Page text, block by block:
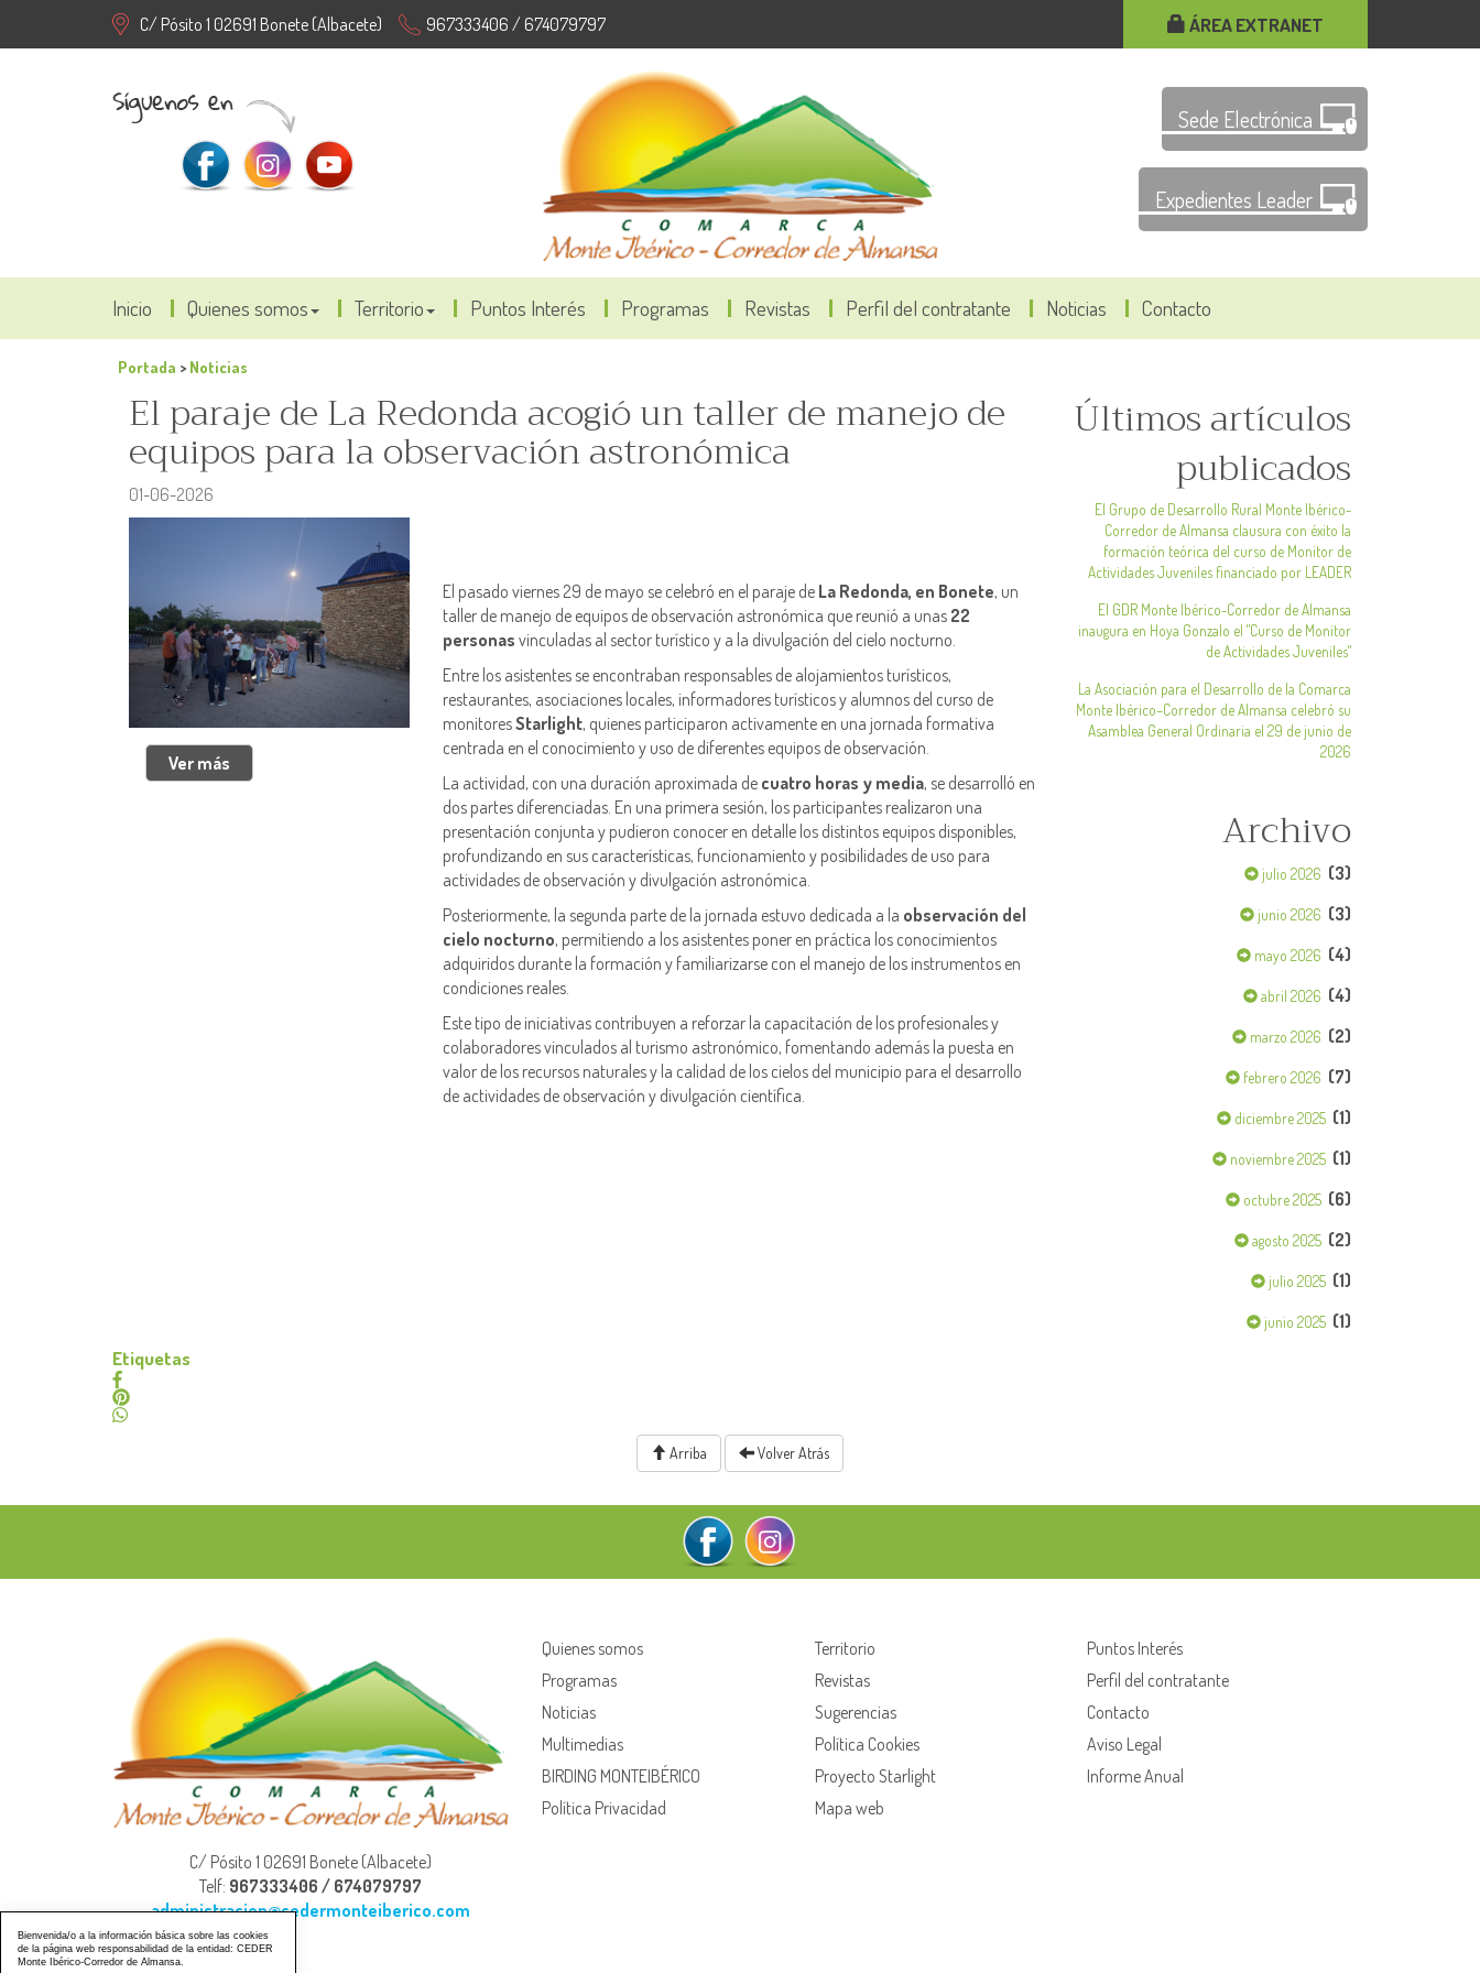
C/ Pósito 1 02691 Bonete (Albacete) 967333406 / 674079797 ÁREA EXTRANET
Sede Electrónica
Expedientes Leader
Inicio Quienes somos Territorio Puntos Interés Programas Revistas Perfil del contratante Noticias Contacto
Portada > Noticias
El paraje de La Redonda acogió un taller de manejo de
equipos para la observación astronómica
01-06-2026
El pasado viernes 29 de mayo se celebró en el paraje de La Redonda, en Bonete, un
taller de manejo de equipos de observación astronómica que reunió a unas 22
personas vinculadas al sector turístico y a la divulgación del cielo nocturno.
Entre los asistentes se encontraban responsables de alojamientos turísticos,
restaurantes, asociaciones locales, informadores turísticos y alumnos del curso de
monitoresStarlight, quienes participaron activamente en una jornada formativa
centrada en el conocimiento y uso de diferentes equipos de observación.
La actividad, con una duración aproximada de cuatro horas y media, se desarrolló en
dos partes diferenciadas. En una primera sesión, los participantes realizaron una
presentación conjunta y pudieron conocer en detalle los distintos equipos disponibles,
profundizando en sus características, funcionamiento y posibilidades de uso para
actividades de observación y divulgación astronómica.
Posteriormente, la segunda parte de la jornada estuvo dedicada a la observación del
cielo nocturno, permitiendo a los asistentes poner en práctica los conocimientos
adquiridos durante la formación y familiarizarse con el manejo de los instrumentos en
condiciones reales.
Este tipo de iniciativas contribuyen a reforzar la capacitación de los profesionales y
colaboradores vinculados al turismo astronómico, fomentando además la puesta en
valor de los recursos naturales y la calidad de los cielos del municipio para el desarrollo
de actividades de observación y divulgación científica.
Últimos artículos
publicados
El Grupo de Desarrollo Rural Monte Ibérico-
Corredor de Almansa clausura con éxito la
formación teórica del curso de Monitor de
Actividades Juveniles financiado por LEADER
El GDR Monte Ibérico-Corredor de Almansa
inaugura en Hoya Gonzalo el "Curso de Monitor
de Actividades Juveniles"
La Asociación para el Desarrollo de la Comarca
Monte Ibérico–Corredor de Almansa celebró su
Asamblea General Ordinaria el 29 de junio de
2026
Archivo
julio 2026 (3)
junio 2026 (3)
mayo 2026 (4)
abril 2026 (4)
marzo 2026 (2)
febrero 2026 (7)
diciembre 2025 (1)
noviembre 2025 (1)
octubre 2025 (6)
agosto 2025 (2)
julio 2025 (1)
junio 2025 (1)
Etiquetas
Arriba Volver Atrás
C/ Pósito 1 02691 Bonete (Albacete)
Telf: 967333406 / 674079797
administracion@cedermonteiberico.com
Quienes somos Territorio
Puntos Interés
Programas
Revistas
Perfil del contratante
Noticias
Sugerencias
Contacto
Multimedias
Política Cookies
Aviso Legal
BIRDING MONTEIBÉRICO
Proyecto Starlight
Informe Anual
Política Privacidad
Mapa web
Bienvenida/o a la información básica sobre las cookies
de la página web responsabilidad de la entidad: CEDER
Monte Ibérico-Corredor de Almansa.